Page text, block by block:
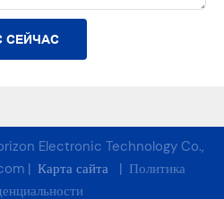
СЕЙЧАС
Electronic Technology Co.,
| Карта сайта | Политика